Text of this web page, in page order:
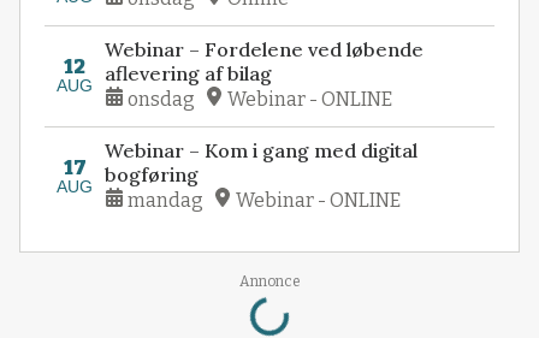
12
AUG
Webinar – Fordelene ved løbende
aflevering af bilag
onsdag Webinar - ONLINE
17
AUG
Webinar – Kom i gang med digital
bogføring
mandag Webinar - ONLINE
Annonce
Loading...